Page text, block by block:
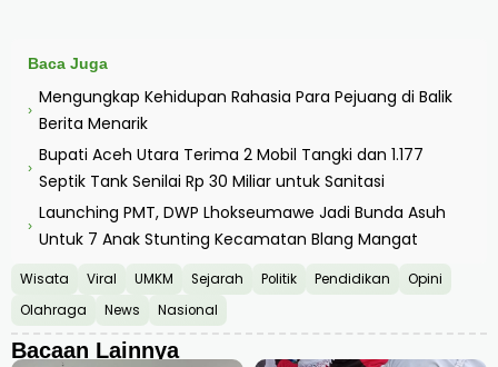
Baca Juga
›
Mengungkap Kehidupan Rahasia Para Pejuang di Balik
Berita Menarik
›
Bupati Aceh Utara Terima 2 Mobil Tangki dan 1.177
Septik Tank Senilai Rp 30 Miliar untuk Sanitasi
›
Launching PMT, DWP Lhokseumawe Jadi Bunda Asuh
Untuk 7 Anak Stunting Kecamatan Blang Mangat
Wisata Viral UMKM Sejarah Politik Pendidikan
Opini
Olahraga
News Nasional
Bacaan Lainnya